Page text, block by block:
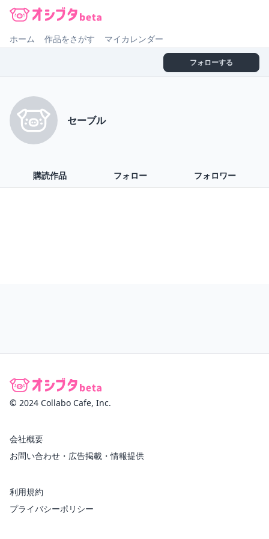
ホーム 作品をさがす マイカレンダー
フォローする
セーブル
購読作品 フォロー フォロワー
© 2024 Collabo Cafe, Inc.
会社概要
お問い合わせ・広告掲載・情報提供
利用規約
プライバシーポリシー